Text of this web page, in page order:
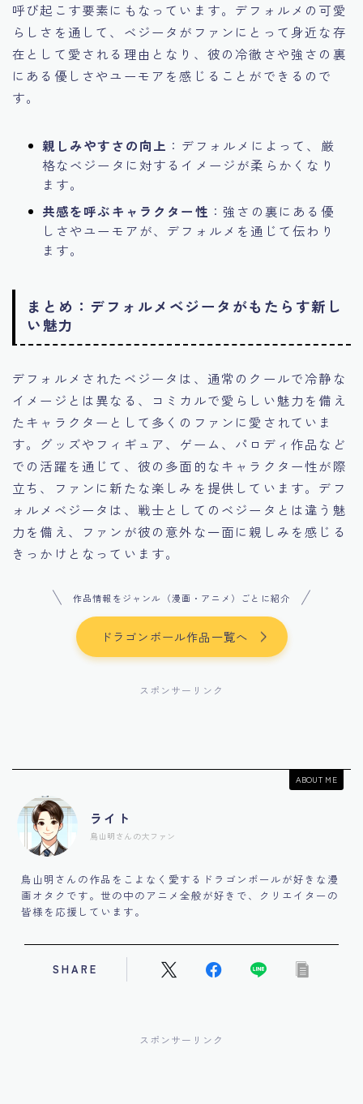
呼び起こす要素にもなっています。デフォルメの可愛
らしさを通して、ベジータがファンにとって身近な存
在として愛される理由となり、彼の冷徹さや強さの裏
にある優しさやユーモアを感じることができるので
す。
親しみやすさの向上 ：デフォルメによって、厳
格なベジータに対するイメージが柔らかくなり
ます。
共感を呼ぶキャラクター性 ：強さの裏にある優
しさやユーモアが、デフォルメを通じて伝わり
ます。
まとめ：デフォルメベジータがもたらす新し
い魅力
デフォルメされたベジータは、通常のクールで冷静な
イメージとは異なる、コミカルで愛らしい魅力を備え
たキャラクターとして多くのファンに愛されていま
す。グッズやフィギュア、ゲーム、パロディ作品など
での活躍を通じて、彼の多面的なキャラクター性が際
立ち、ファンに新たな楽しみを提供しています。デフ
ォルメベジータは、戦士としてのベジータとは違う魅
力を備え、ファンが彼の意外な一面に親しみを感じる
きっかけとなっています。
作品情報をジャンル（漫画・アニメ）ごとに紹介
ドラゴンボール作品一覧へ
スポンサーリンク
ABOUT ME
ライト
鳥山明さんの大ファン
鳥山明さんの作品をこよなく愛するドラゴンボールが好きな漫
画オタクです。世の中のアニメ全般が好きで、クリエイターの
皆様を応援しています。
SHARE
スポンサーリンク